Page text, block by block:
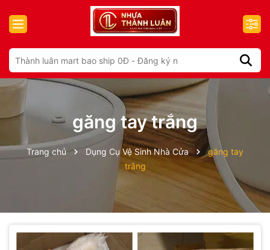
găng tay trắng
Trang chủ Dụng Cụ Vệ Sinh Nhà Cửa
găng tay
trắng